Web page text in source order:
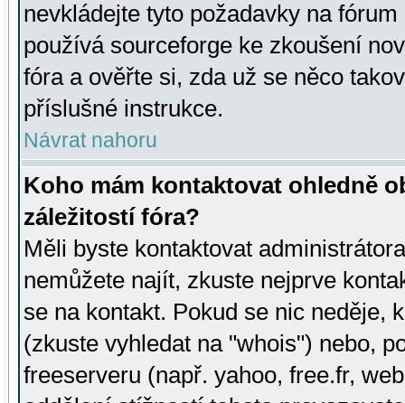
nevkládejte tyto požadavky na
používá sourceforge ke zkoušení
fóra a ověřte si, zda už se něco
příslušné instrukce.
Návrat nahoru
Koho mám kontaktovat ohledně
záležitostí fóra?
Měli byste kontaktovat
nemůžete najít, zkuste nejprve
se na kontakt. Pokud se nic neděje,
(zkuste vyhledat na "whois") nebo,
freeserveru (např. yahoo, free.fr,